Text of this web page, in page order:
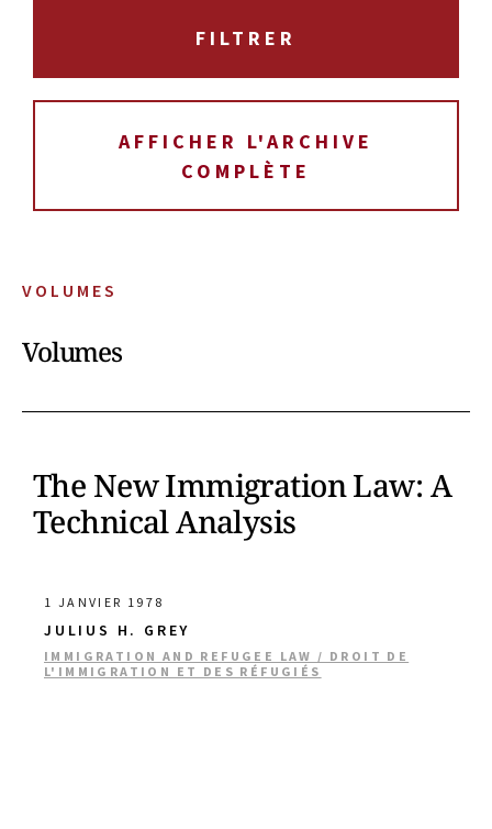
VOLUMES
Volumes
The New Immigration Law: A
Technical Analysis
1 JANVIER 1978
JULIUS H. GREY
IMMIGRATION AND REFUGEE LAW / DROIT DE
L'IMMIGRATION ET DES RÉFUGIÉS
AFFICHER L'ARCHIVE
COMPLÈTE